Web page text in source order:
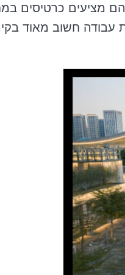
מציעים כרטיסים
עבודה חשוב מאוד